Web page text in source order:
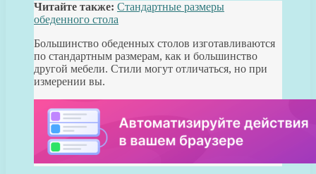
Читайте также: Стандартные размеры
обеденного стола
Большинство обеденных столов изготавливаются
по стандартным размерам, как и большинство
другой мебели. Стили могут отличаться, но при
измерении вы.